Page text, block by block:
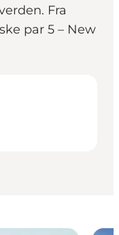
Fra
par 5 – New